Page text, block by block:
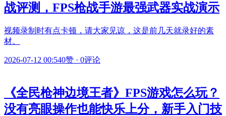
战评测，FPS枪战手游最强武器实战演示
视频录制时有点卡顿，请大家见谅，这是前几天就录好的素
材。
2026-07-12 00:540赞 · 0评论
《全民枪神边境王者》FPS游戏怎么玩？
没有亮眼操作也能快乐上分，新手入门技